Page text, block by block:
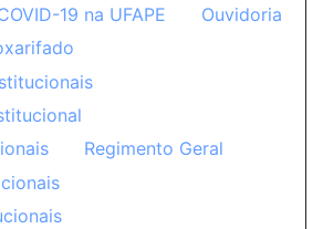
19 na UFAPE
Ouvidoria
Regimento Geral